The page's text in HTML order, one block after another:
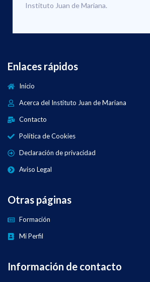
Instituto Juan de Mariana.
Enlaces rápidos
Inicio
Acerca del Instituto Juan de Mariana
Contacto
Política de Cookies
Declaración de privacidad
Aviso Legal
Otras páginas
Formación
Mi Perfil
Información de contacto